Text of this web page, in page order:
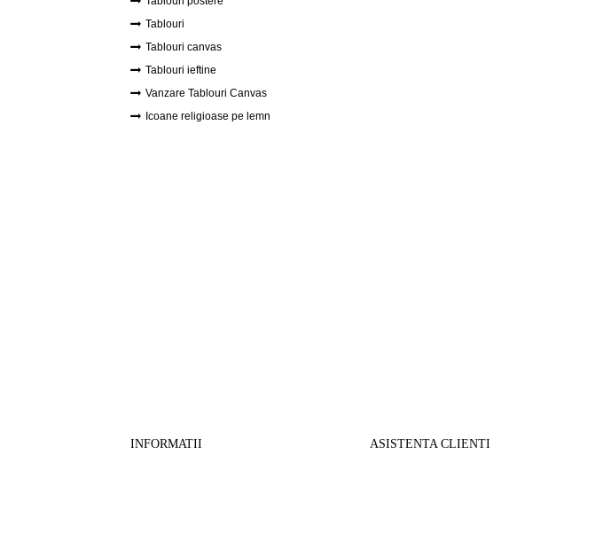
Tablouri
Tablouri canvas
Tablouri ieftine
Vanzare Tablouri Canvas
Icoane religioase pe lemn
INFORMATII ASISTENTA CLIENTI